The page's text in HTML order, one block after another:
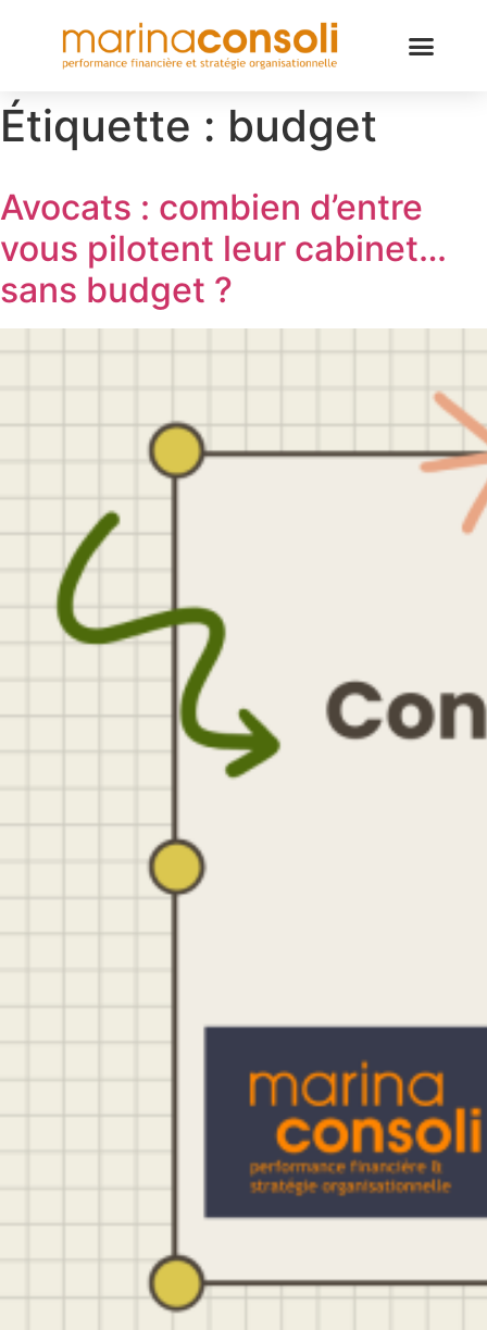
Étiquette : budget
Avocats : combien d’entre
vous pilotent leur cabinet…
sans budget ?